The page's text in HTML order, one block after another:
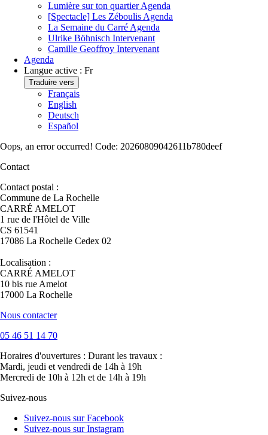
Lumière sur ton quartier Agenda
[Spectacle] Les Zéboulis Agenda
La Semaine du Carré Agenda
Ulrike Böhnisch Intervenant
Camille Geoffroy Intervenant
Agenda
Langue active : Fr
Traduire vers
Français
English
Deutsch
Español
Oops, an error occurred! Code: 20260809042611b780deef
Contact
Contact postal :
Commune de La Rochelle
CARRÉ AMELOT
1 rue de l'Hôtel de Ville
CS 61541
17086 La Rochelle Cedex 02
Localisation :
CARRÉ AMELOT
10 bis rue Amelot
17000 La Rochelle
Nous contacter
05 46 51 14 70
Horaires d'ouvertures : Durant les travaux :
Mardi, jeudi et vendredi de 14h à 19h
Mercredi de 10h à 12h et de 14h à 19h
Suivez-nous
Suivez-nous sur Facebook
Suivez-nous sur Instagram